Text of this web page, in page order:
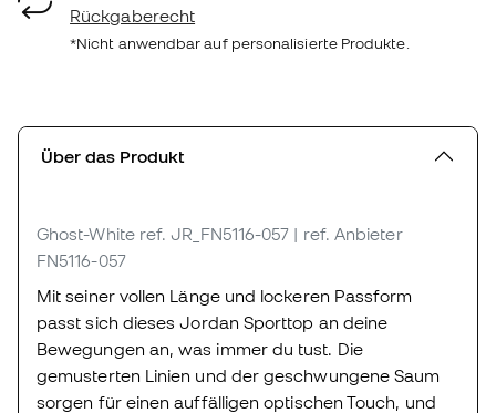
Rückgaberecht
*Nicht anwendbar auf personalisierte Produkte.
Über das Produkt
Ghost-White ref. JR_FN5116-057 | ref. Anbieter
FN5116-057
Mit seiner vollen Länge und lockeren Passform
passt sich dieses Jordan Sporttop an deine
Bewegungen an, was immer du tust. Die
gemusterten Linien und der geschwungene Saum
sorgen für einen auffälligen optischen Touch, und